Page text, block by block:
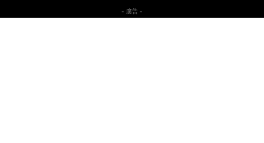
- 廣告 -